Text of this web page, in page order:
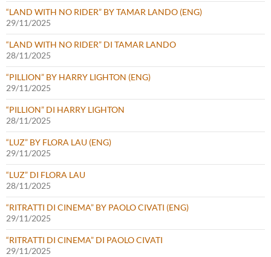
“LAND WITH NO RIDER” BY TAMAR LANDO (ENG)
29/11/2025
“LAND WITH NO RIDER” DI TAMAR LANDO
28/11/2025
“PILLION” BY HARRY LIGHTON (ENG)
29/11/2025
“PILLION” DI HARRY LIGHTON
28/11/2025
“LUZ” BY FLORA LAU (ENG)
29/11/2025
“LUZ” DI FLORA LAU
28/11/2025
“RITRATTI DI CINEMA” BY PAOLO CIVATI (ENG)
29/11/2025
“RITRATTI DI CINEMA” DI PAOLO CIVATI
29/11/2025